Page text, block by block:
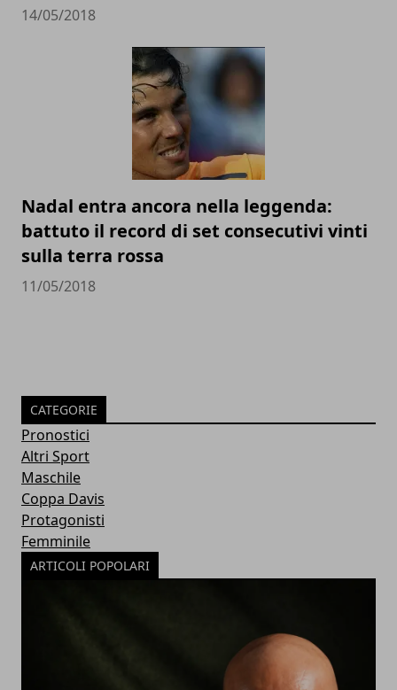
14/05/2018
Nadal entra ancora nella leggenda:
battuto il record di set consecutivi vinti
sulla terra rossa
11/05/2018
CATEGORIE
Pronostici
Altri Sport
Maschile
Coppa Davis
Protagonisti
Femminile
ARTICOLI POPOLARI